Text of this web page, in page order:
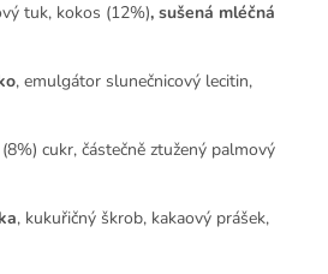
tuk, kokos (12%), sušená mléčná
, emulgátor slunečnicový lecitin,
cukr, částečně ztužený palmový
, kukuřičný škrob, kakaový prášek,